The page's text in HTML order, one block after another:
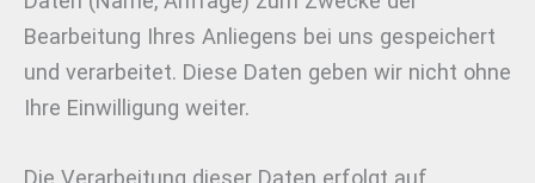
Bearbeitung Ihres Anliegens bei uns gespeichert
und verarbeitet. Diese Daten geben wir nicht ohne
Ihre Einwilligung weiter.
Die Verarbeitung dieser Daten erfolgt auf